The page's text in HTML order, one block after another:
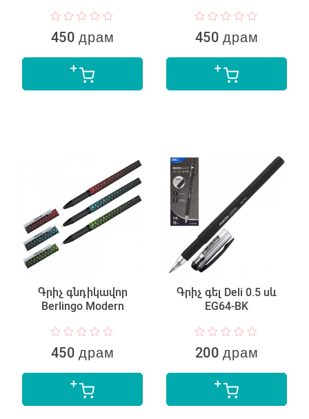
450 драм 450 драм
Գրիչ գնդիկավոր
Berlingo Modern
450 драм
Գրիչ գել Deli 0.5 սև
EG64-BK
200 драм